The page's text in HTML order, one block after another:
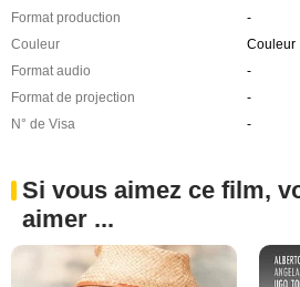
Format production
-
Couleur
Couleur
Format audio
-
Format de projection
-
N° de Visa
-
Si vous aimez ce film,
aimer ...